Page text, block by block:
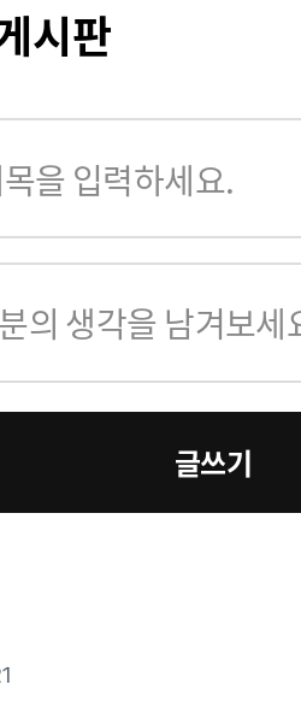
시판
글쓰기